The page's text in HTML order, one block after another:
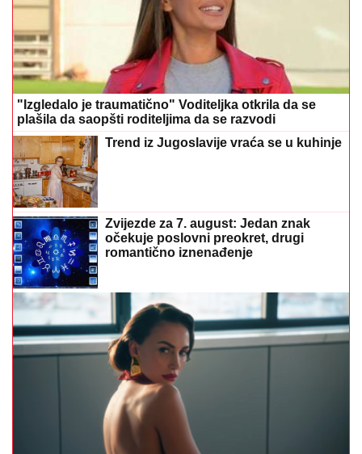
"Izgledalo je traumatično" Voditeljka otkrila da se
plašila da saopšti roditeljima da se razvodi
Trend iz Jugoslavije vraća se u kuhinje
Zvijezde za 7. august: Jedan znak
očekuje poslovni preokret, drugi
romantično iznenađenje